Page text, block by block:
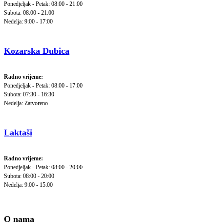
Ponedjeljak - Petak: 08:00 - 21:00
Subota: 08:00 - 21:00
Nedelja: 9:00 - 17:00
Kozarska Dubica
Radno vrijeme:
Ponedjeljak - Petak: 08:00 - 17:00
Subota: 07:30 - 16:30
Nedelja: Zatvoreno
Laktaši
Radno vrijeme:
Ponedjeljak - Petak: 08:00 - 20:00
Subota: 08:00 - 20:00
Nedelja: 9:00 - 15:00
O nama